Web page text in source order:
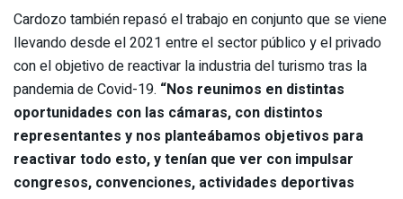
Cardozo también repasó el trabajo en conjunto que se viene
llevando desde el 2021 entre el sector público y el privado
con el objetivo de reactivar la industria del turismo tras la
pandemia de Covid-19. “Nos reunimos en distintas
oportunidades con las cámaras, con distintos
representantes y nos planteábamos objetivos para
reactivar todo esto, y tenían que ver con impulsar
congresos, convenciones, actividades deportivas